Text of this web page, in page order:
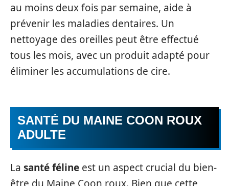
au moins deux fois par semaine, aide à
prévenir les maladies dentaires. Un
nettoyage des oreilles peut être effectué
tous les mois, avec un produit adapté pour
éliminer les accumulations de cire.
SANTÉ DU MAINE COON ROUX
ADULTE
La santé féline est un aspect crucial du bien-
être du Maine Coon roux. Bien que cette